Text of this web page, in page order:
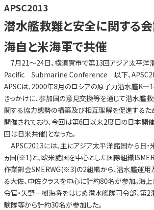
APSC2013
潜水艦救難と安全に関する
海自と米海軍で共催
7月21～24日、横須賀市で第13回アジア太平洋
Pacific Submarine Conference 以下、
APSCは、2000年8月のロシアの原子力潜水艦
きっかけに、参加国の意見交換等を通じて潜水艦
関する協力態勢の構築及び相互理解を促進するた
開催されており、今回は第6回以来2度目の日本開
回は日米共催)となった。
APSC2013には、主にアジア太平洋諸国から日・米
ヵ国(※1)と、欧米諸国を中心とした国際組織
作業部会SMERWG(※3)の2組織から、潜水艦運
る大佐、中佐クラスを中心に計約80名が参加。海
令官・矢野一樹海将をはじめ潜水艦隊司令部、第2
験隊等から計約30名が参加した。